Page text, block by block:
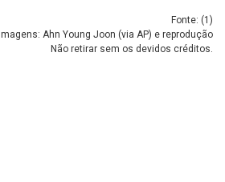
Fonte: (1 )
Imagens: Ahn Young Joon (via AP) e reprodução
Não retirar sem os devidos créditos.